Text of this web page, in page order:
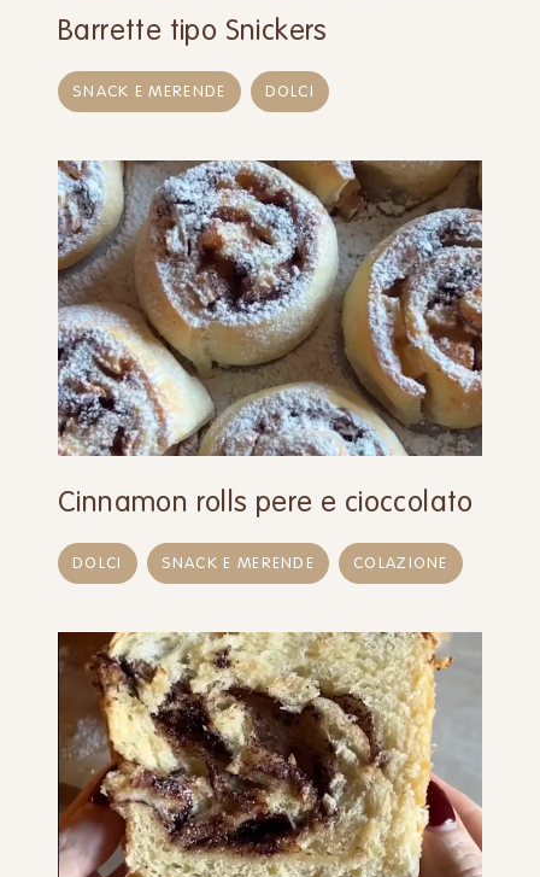
Barrette tipo Snickers
SNACK E MERENDE DOLCI
Cinnamon rolls pere e cioccolato
DOLCI SNACK E MERENDE COLAZIONE